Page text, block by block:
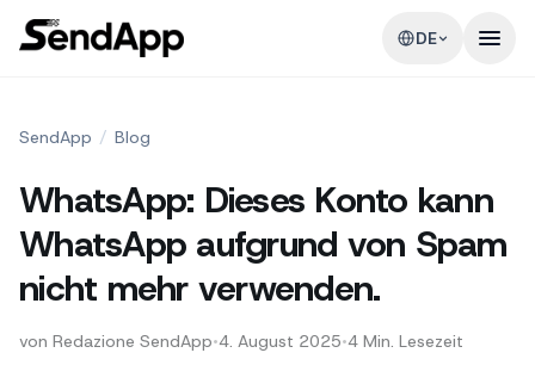
DE
SendApp / Blog
WhatsApp: Dieses Konto kann
WhatsApp aufgrund von Spam
nicht mehr verwenden.
von Redazione SendApp•4. August 2025•4 Min. Lesezeit